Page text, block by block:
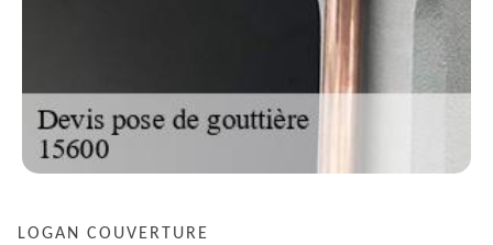
LOGAN COUVERTURE